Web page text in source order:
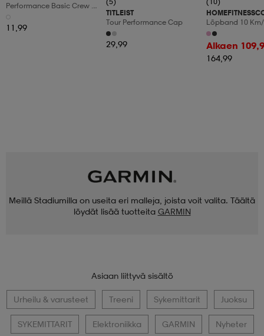
Performance Basic Crew 3
11,99
TITLEIST
Tour Performance Cap
29,99
Löpband 10
Display,5%
Kaltevuus
Alkaen
164,99
Meillä Stadiumilla on useita eri malleja, joista voit valita. Täältä
löydät lisää tuotteita GARMIN
Asiaan liittyvä sisältö
Urheilu & varusteet Treeni Sykemittarit Juoksu
SYKEMITTARIT Elektroniikka GARMIN Nyheter